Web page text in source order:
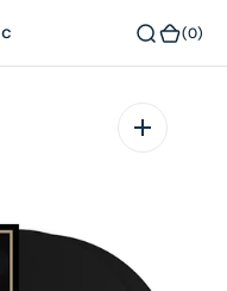
(0)